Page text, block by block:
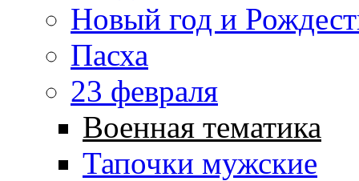
Новый год и
Пасха
23 февраля
Военная тематика
Тапочки мужские